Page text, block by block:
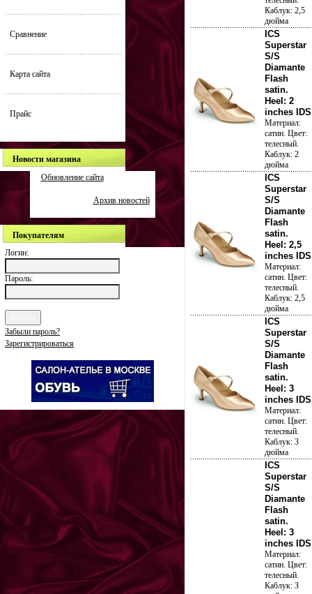
Сравнение
Карта сайта
Прайс
Новости магазина
Обновление сайта
Архив новостей
Покупателям
Логин:
Пароль:
Забыли пароль?
Зарегистрироваться
Каблук: 2,5
дюйма
ICS
Superstar
S/S
Diamante
Flash
satin.
Heel: 2
inches IDS
Материал:
сатин. Цвет:
телесный.
Каблук: 2
дюйма
ICS
Superstar
S/S
Diamante
Flash
satin.
Heel: 2,5
inches IDS
Материал:
сатин. Цвет:
телесный.
Каблук: 2,5
дюйма
ICS
Superstar
S/S
Diamante
Flash
satin.
Heel: 3
inches IDS
Материал:
сатин. Цвет:
телесный.
Каблук: 3
дюйма
ICS
Superstar
S/S
Diamante
Flash
satin.
Heel: 3
inches IDS
Материал:
сатин. Цвет:
телесный.
Каблук: 3